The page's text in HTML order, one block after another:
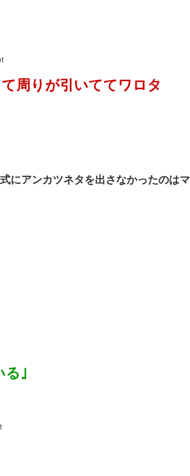
周りが引いててワロタ
にアンカツネタを出さなかったのはマ
る｣